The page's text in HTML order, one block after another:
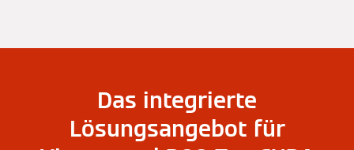
Das integrierte
Lösungsangebot für